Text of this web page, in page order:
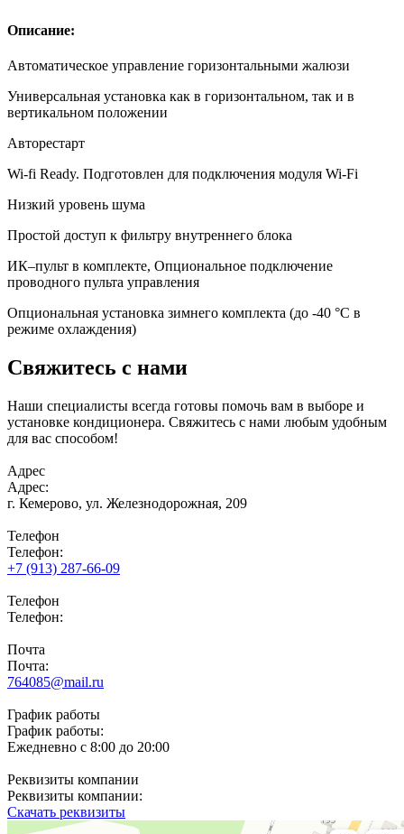
Описание:
Автоматическое управление горизонтальными жалюзи
Универсальная установка как в горизонтальном, так и в
вертикальном положении
Авторестарт
Wi-fi Ready. Подготовлен для подключения модуля Wi-Fi
Низкий уровень шума
Простой доступ к фильтру внутреннего блока
ИК–пульт в комплекте, Опциональное подключение
проводного пульта управления
Опциональная установка зимнего комплекта (до -40 °С в
режиме охлаждения)
Свяжитесь с нами
Наши специалисты всегда готовы помочь вам в выборе и
установке кондиционера. Свяжитесь с нами любым удобным
для вас способом!
Адрес
Адрес:
г. Кемерово, ул. Железнодорожная, 209
Телефон
Телефон:
+7 (913) 287-66-09
Телефон
Телефон:
Почта
Почта:
764085@mail.ru
График работы
График работы:
Ежедневно с 8:00 до 20:00
Реквизиты компании
Реквизиты компании:
Скачать реквизиты